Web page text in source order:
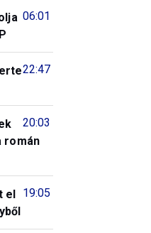
06:01
22:47
20:03
román
19:05
el